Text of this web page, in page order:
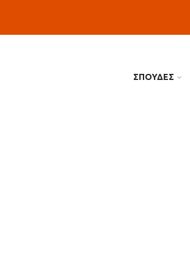
ΣΠΟΥΔΕΣ